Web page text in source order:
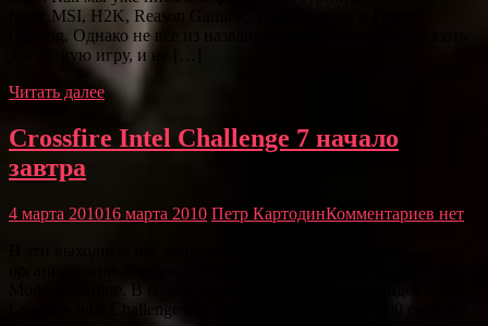
fnatic.MSI, H2K, Reason Gaming, Team Dignitas и Power
Gaming. Однако не все из названных команд смогли показать
достойную игру, и не […]
Читать далее
Crossfire Intel Challenge 7 начало
завтра
4 марта 201016 марта 2010 Петр КартодинКомментариев нет
Modern Warfare. В голландском городе Энсхед пройдет
Crossfire Intel Challenge 7 с призовым фондом в 9.000 евро. 46